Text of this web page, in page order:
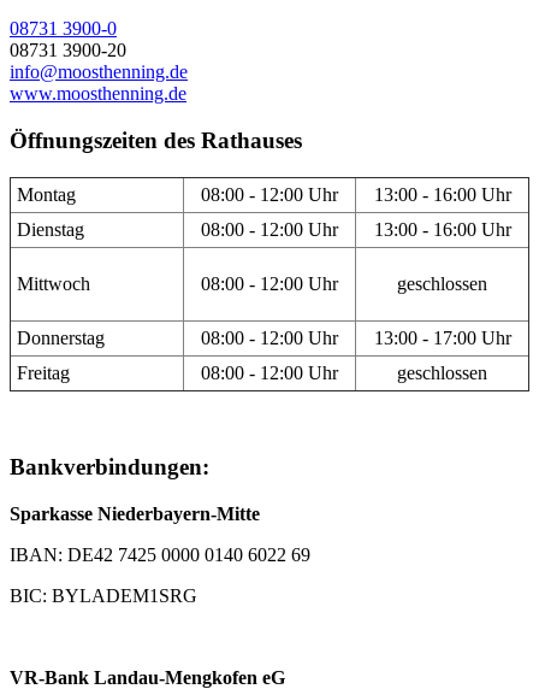
08731 3900-0
08731 3900-20
info@moosthenning.de
www.moosthenning.de
Öffnungszeiten des Rathauses
Montag 08:00 - 12:00 Uhr
13:00 - 16:00 Uhr
Dienstag
08:00 - 12:00 Uhr 13:00 - 16:00 Uhr
Mittwoch 08:00 - 12:00 Uhr geschlossen
Donnerstag 08:00 - 12:00 Uhr
13:00 - 17:00 Uhr
Freitag
08:00 - 12:00 Uhr geschlossen
Bankverbindungen:
Sparkasse Niederbayern-Mitte
IBAN: DE42 7425 0000 0140 6022 69
BIC: BYLADEM1SRG
VR-Bank Landau-Mengkofen eG